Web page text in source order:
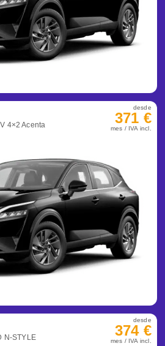
4×2 Acenta
desde
371 €
mes / IVA incl.
N-STYLE
desde
374 €
mes / IVA incl.